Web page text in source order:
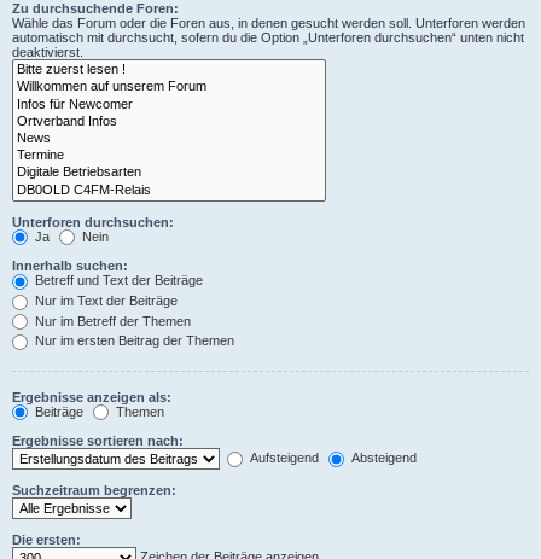
Zu durchsuchende Foren:
Wähle das Forum oder die Foren aus, in denen gesucht werden soll. Unterforen werden
automatisch mit durchsucht, sofern du die Option „Unterforen durchsuchen“ unten nicht
deaktivierst.
Unterforen durchsuchen:
Ja
Nein
Innerhalb suchen:
Betreff und Text der Beiträge
Nur im Text der Beiträge
Nur im Betreff der Themen
Nur im ersten Beitrag der Themen
Ergebnisse anzeigen als:
Beiträge
Themen
Ergebnisse sortieren nach:
Aufsteigend
Absteigend
Suchzeitraum begrenzen:
Die ersten: